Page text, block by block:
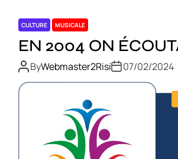
CULTURE MUSICALE
EN 2004 ON
ByWebmaster2Risi 07/02/2024